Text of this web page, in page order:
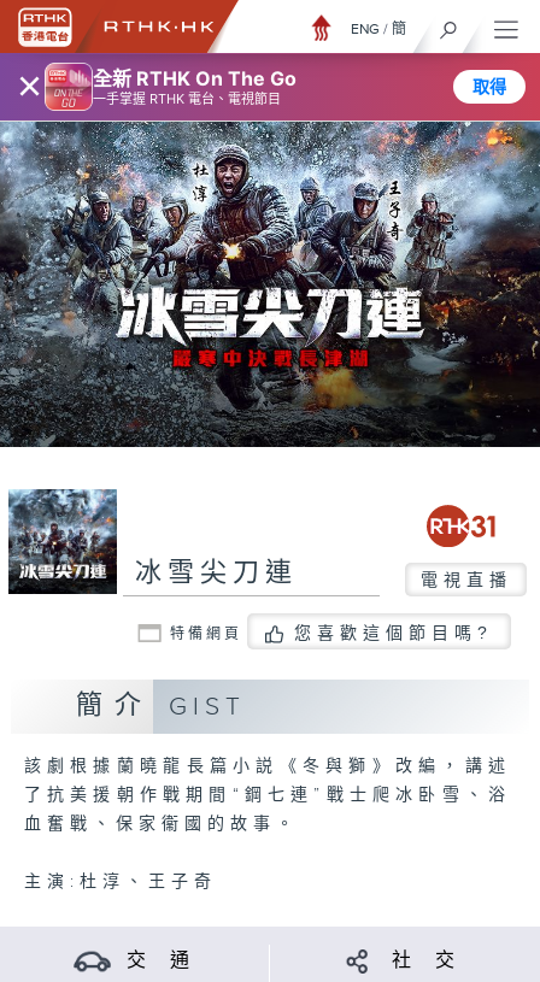
× 全新 RTHK On The Go
一手掌握 RTHK 電台、電視節目
取得
ENG / 簡
冰雪尖刀連 電視直播
特備網頁 您喜歡這個節目嗎?
簡介 GIST
該劇根據蘭曉龍長篇小説《冬與獅》改編，講述
了抗美援朝作戰期間“鋼七連”戰士爬冰卧雪、浴
血奮戰、保家衞國的故事。
主演:杜淳、王子奇
交 通 社 交